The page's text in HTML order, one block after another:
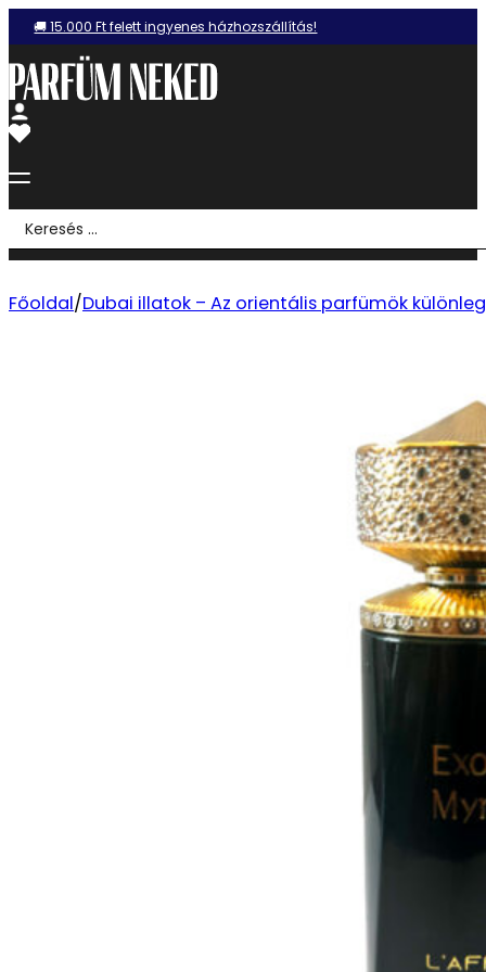
🚚 15.000 Ft felett ingyenes házhozszállítás!
Search
...
Főoldal/Dubai illatok – Az orientális parfümök